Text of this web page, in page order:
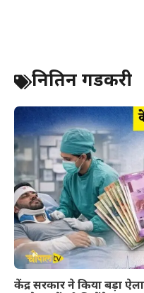
नितिन गडकरी
केंद्र सरकार ने किया बड़ा